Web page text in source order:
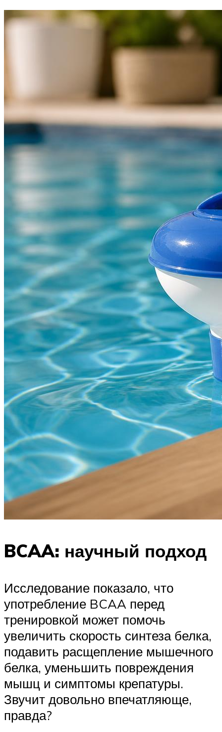
BCAA: научный подход
Исследование показало, что
употребление BCAA перед
тренировкой может помочь
увеличить скорость синтеза белка,
подавить расщепление мышечного
белка, уменьшить повреждения
мышц и симптомы крепатуры.
Звучит довольно впечатляюще,
правда?